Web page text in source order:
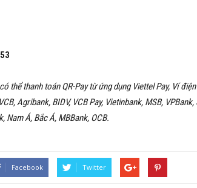
thể thanh toán QR-Pay từ ứng dụng Viettel Pay, Ví
Agribank, BIDV, VCB Pay, Vietinbank, MSB,
Nam Á, Bắc Á, MBBank, OCB.
Facebook Twitter